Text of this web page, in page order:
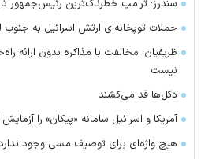
سندرز: ترامپ خطرناک‌ترین رئیس‌جمهور
حملات توپخانه‌ای ارتش اسرائیل به جنوب
ظریفیان: مخالفت با مذاکره بدون ارائه
نیست
دکل‌ها قد می‌کشند
آمریکا و اسرائیل سامانه «پیکان» را
هیچ واژه‌ای برای توصیف مسی وجود